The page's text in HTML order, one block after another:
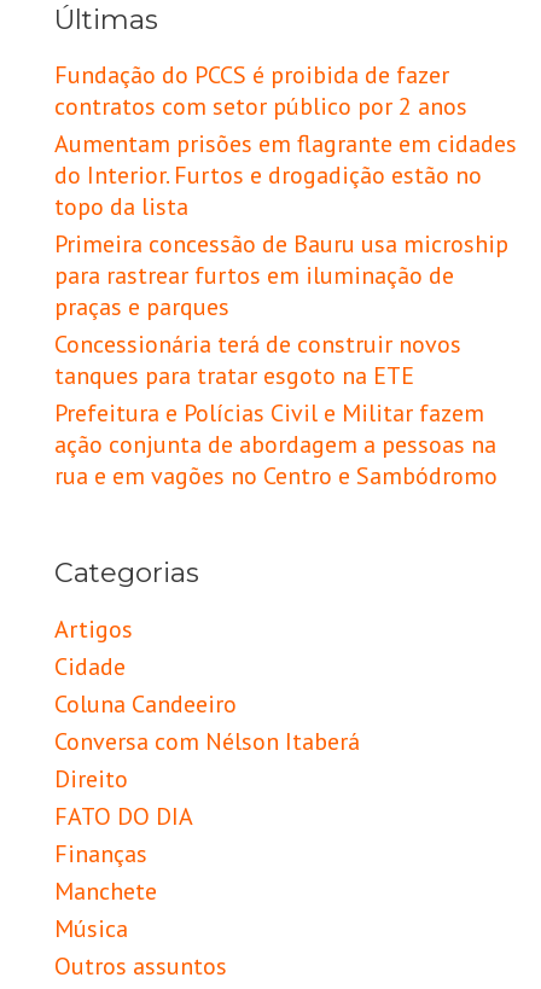
Últimas
Fundação do PCCS é proibida de fazer
contratos com setor público por 2 anos
Aumentam prisões em flagrante em cidades
do Interior. Furtos e drogadição estão no
topo da lista
Primeira concessão de Bauru usa microship
para rastrear furtos em iluminação de
praças e parques
Concessionária terá de construir novos
tanques para tratar esgoto na ETE
Prefeitura e Polícias Civil e Militar fazem
ação conjunta de abordagem a pessoas na
rua e em vagões no Centro e Sambódromo
Categorias
Artigos
Cidade
Coluna Candeeiro
Conversa com Nélson Itaberá
Direito
FATO DO DIA
Finanças
Manchete
Música
Outros assuntos